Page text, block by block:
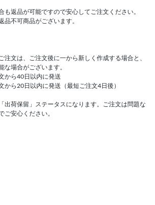
も返品が可能ですので安心してご注文ください。
品不可商品がございます。
注文は、ご注文後に一から新しく作成する場合と、
な場合がございます。
から40日以内に発送
ら20日以内に発送（最短ご注文4日後）
出荷保留」ステータスになります。ご注文は問題な
ご安心ください。